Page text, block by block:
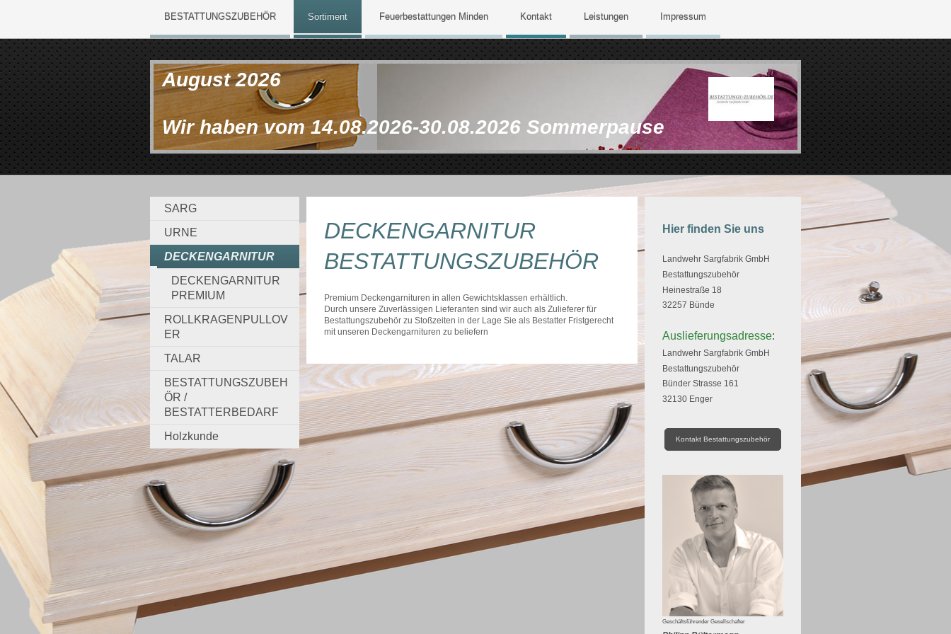
BESTATTUNGSZUBEHÖR Sortiment Feuerbestattungen Minden Kontakt Leistungen Impressum
August 2026
Wir haben vom 14.08.2026-30.08.2026 Sommerpause
SARG
URNE
DECKENGARNITUR
DECKENGARNITUR
PREMIUM
ROLLKRAGENPULLOV
ER
TALAR
BESTATTUNGSZUBEH
ÖR /
BESTATTERBEDARF
Holzkunde
DECKENGARNITUR
BESTATTUNGSZUBEHÖR
Premium Deckengarnituren in allen Gewichtsklassen erhältlich.
Durch unsere Zuverlässigen Lieferanten sind wir auch als Zulieferer für
Bestattungszubehör zu Stoßzeiten in der Lage Sie als Bestatter Fristgerecht
mit unseren Deckengarnituren zu beliefern
Hier finden Sie uns
Landwehr Sargfabrik GmbH
Bestattungszubehör
Heinestraße 18
32257 Bünde
Auslieferungsadresse:
Landwehr Sargfabrik GmbH
Bestattungszubehör
Bünder Strasse 161
32130 Enger
Kontakt Bestattungszubehör
Geschäftsführender Gesellschafter